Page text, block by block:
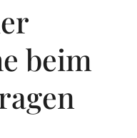
beim